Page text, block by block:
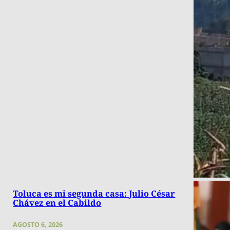
Toluca es mi segunda casa: Julio César
Chávez en el Cabildo
AGOSTO 6, 2026